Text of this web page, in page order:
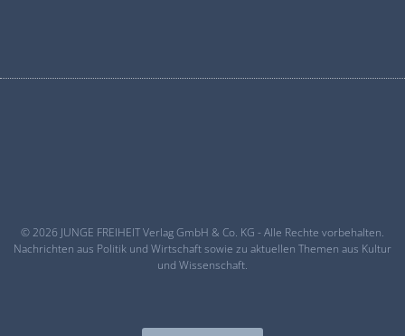
© 2026 JUNGE FREIHEIT Verlag GmbH & Co. KG - Alle Rechte vorbehalten.
Nachrichten aus Politik und Wirtschaft sowie zu aktuellen Themen aus Kultur
und Wissenschaft.